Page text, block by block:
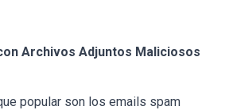
Archivos Adjuntos Maliciosos
popular son los emails spam